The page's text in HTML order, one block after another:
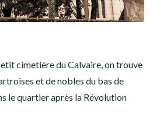
cimetière du Calvaire, on trouve
et de nobles du bas de
le quartier après la Révolution